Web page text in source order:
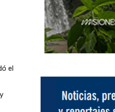
el